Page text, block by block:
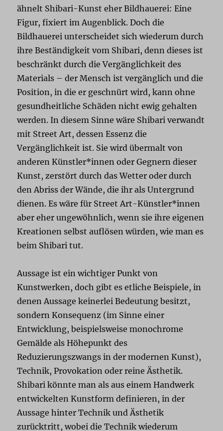
ähnelt Shibari-Kunst eher Bildhauerei: Eine
Figur, fixiert im Augenblick. Doch die
Bildhauerei unterscheidet sich wiederum durch
ihre Beständigkeit vom Shibari, denn dieses ist
beschränkt durch die Vergänglichkeit des
Materials – der Mensch ist vergänglich und die
Position, in die er geschnürt wird, kann ohne
gesundheitliche Schäden nicht ewig gehalten
werden. In diesem Sinne wäre Shibari verwandt
mit Street Art, dessen Essenz die
Vergänglichkeit ist. Sie wird übermalt von
anderen Künstler*innen oder Gegnern dieser
Kunst, zerstört durch das Wetter oder durch
den Abriss der Wände, die ihr als Untergrund
dienen. Es wäre für Street Art-Künstler*innen
aber eher ungewöhnlich, wenn sie ihre eigenen
Kreationen selbst auflösen würden, wie man es
beim Shibari tut.
Aussage ist ein wichtiger Punkt von
Kunstwerken, doch gibt es etliche Beispiele, in
denen Aussage keinerlei Bedeutung besitzt,
sondern Konsequenz (im Sinne einer
Entwicklung, beispielsweise monochrome
Gemälde als Höhepunkt des
Reduzierungszwangs in der modernen Kunst),
Technik, Provokation oder reine Ästhetik.
Shibari könnte man als aus einem Handwerk
entwickelten Kunstform definieren, in der
Aussage hinter Technik und Ästhetik
zurücktritt, wobei die Technik wiederum